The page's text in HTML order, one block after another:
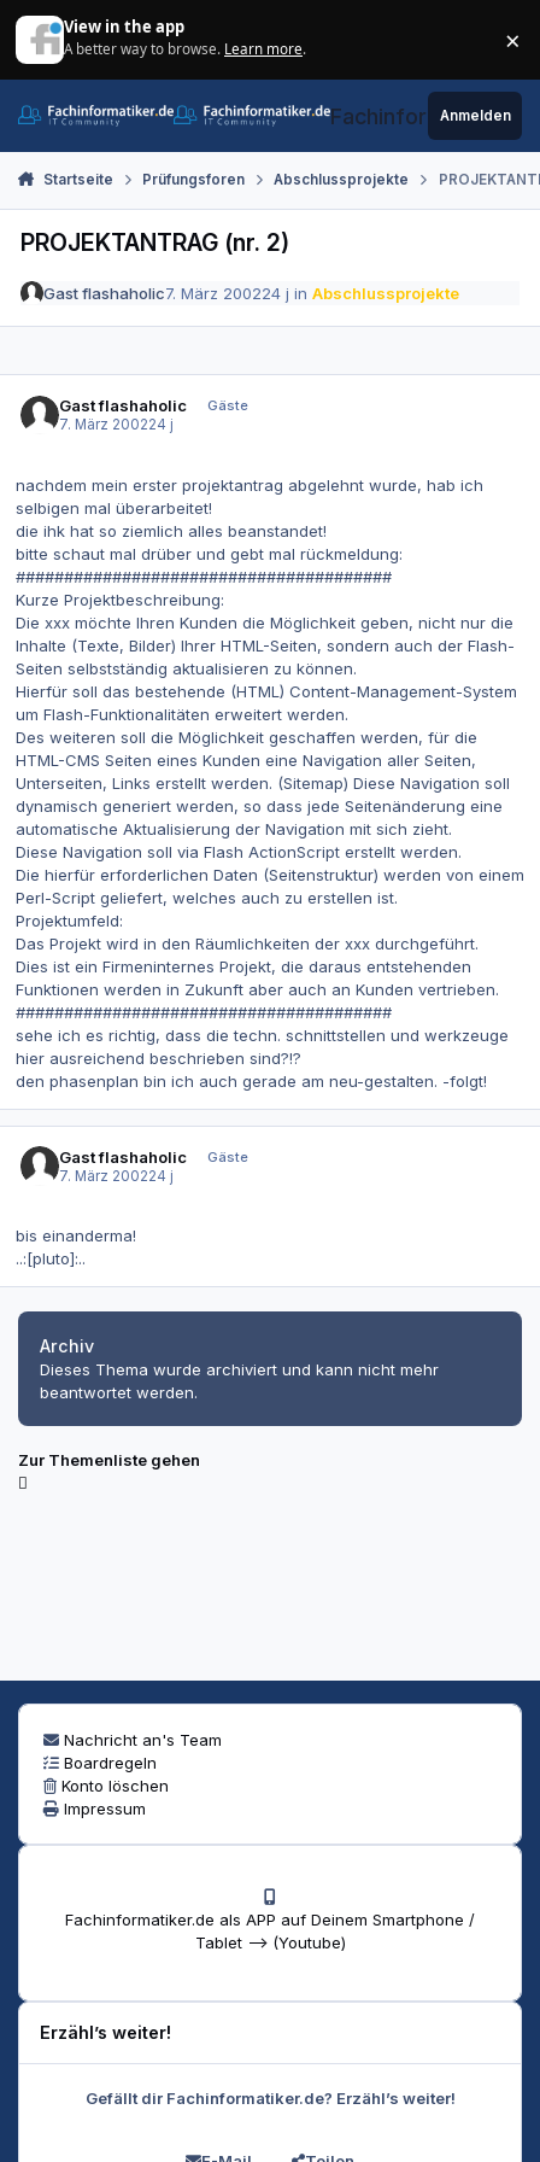
View in the app
A better way to browse. Learn more. ×
Fachinformatiker.de
Anmelden
Startseite Prüfungsforen Abschlussprojekte
PROJEKTANTRAG (nr. 2)
Gast flashaholic7. März 200224 j inAbschlussprojekte
Gast flashaholic
Gäste
7. März 200224 j
nachdem mein erster projektantrag abgelehnt wurde, hab ich
selbigen mal überarbeitet!
die ihk hat so ziemlich alles beanstandet!
bitte schaut mal drüber und gebt mal rückmeldung:
#######################################
Kurze Projektbeschreibung:
Die xxx möchte Ihren Kunden die Möglichkeit geben, nicht nur die
Inhalte (Texte, Bilder) Ihrer HTML-Seiten, sondern auch der Flash-
Seiten selbstständig aktualisieren zu können.
Hierfür soll das bestehende (HTML) Content-Management-System
um Flash-Funktionalitäten erweitert werden.
Des weiteren soll die Möglichkeit geschaffen werden, für die
HTML-CMS Seiten eines Kunden eine Navigation aller Seiten,
Unterseiten, Links erstellt werden. (Sitemap) Diese Navigation soll
dynamisch generiert werden, so dass jede Seitenänderung eine
automatische Aktualisierung der Navigation mit sich zieht.
Diese Navigation soll via Flash ActionScript erstellt werden.
Die hierfür erforderlichen Daten (Seitenstruktur) werden von einem
Perl-Script geliefert, welches auch zu erstellen ist.
Projektumfeld:
Das Projekt wird in den Räumlichkeiten der xxx durchgeführt.
Dies ist ein Firmeninternes Projekt, die daraus entstehenden
Funktionen werden in Zukunft aber auch an Kunden vertrieben.
#######################################
sehe ich es richtig, dass die techn. schnittstellen und werkzeuge
hier ausreichend beschrieben sind?!?
den phasenplan bin ich auch gerade am neu-gestalten. -folgt!
Gast flashaholic
Gäste
7. März 200224 j
bis einanderma!
..:[pluto]:..
Archiv
Dieses Thema wurde archiviert und kann nicht mehr
beantwortet werden.
Zur Themenliste gehen
Nachricht an's Team
Boardregeln
Konto löschen
Impressum
Fachinformatiker.de als APP auf Deinem Smartphone /
Tablet --> (Youtube)
Erzähl’s weiter!
Gefällt dir Fachinformatiker.de? Erzähl’s weiter!